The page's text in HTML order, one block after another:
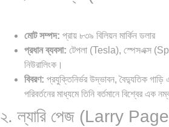
মোট সম্পদ: প্রায় ৮৩৯ বিলিয়ন মার্কিন ডলার
প্রধান ব্যবসা: টেপলা (Tesla), স্পেসএক্স
নিউরালিংক।
বিবরণ: প্রযুক্তিনির্ভর উদ্ভাবন, বৈদ্যুতিক গাড়ি
পরিবর্তনের মাধ্যমে তিনি বর্তমানে বিশ্বের এক
২. ল্যারি পেজ (Larry